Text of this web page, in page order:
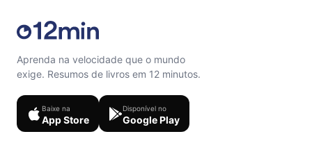
Aprenda na velocidade que o mundo
exige. Resumos de livros em 12 minutos.
Baixe na
App Store
Disponível no
Google Play